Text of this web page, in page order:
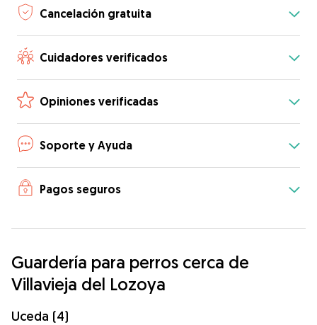
Cancelación gratuita
Cuidadores verificados
Opiniones verificadas
Soporte y Ayuda
Pagos seguros
Guardería para perros cerca de
Villavieja del Lozoya
Uceda (4)